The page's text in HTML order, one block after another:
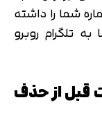
شما را داشته
تلگرام روبرو
قبل از حذف